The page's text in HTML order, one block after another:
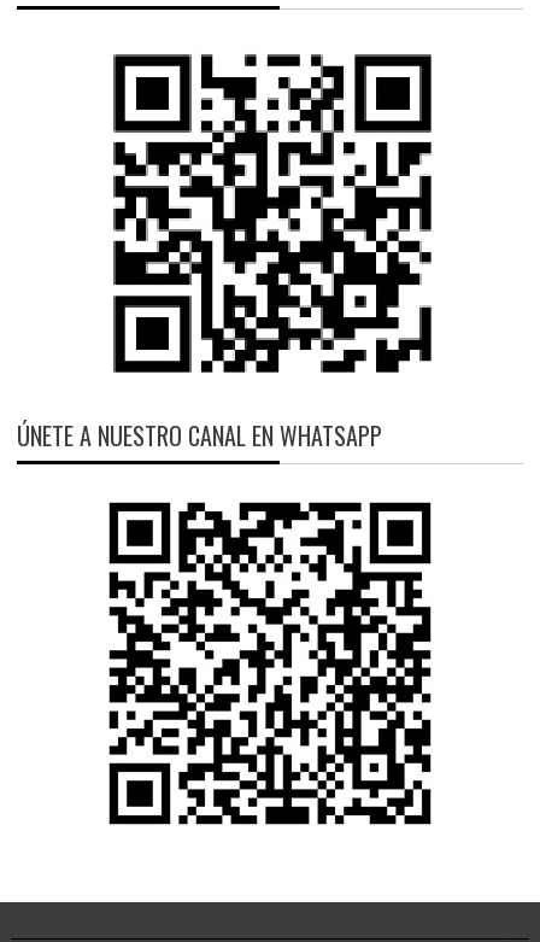
ÚNETE A NUESTRO CANAL EN WHATSAPP